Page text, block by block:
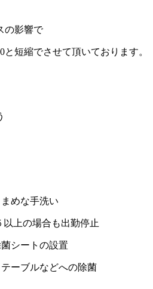
の影響で
と短縮でさせて頂いております。
めな手洗い
上の場合も出勤停止
シートの設置
ーブルなどへの除菌